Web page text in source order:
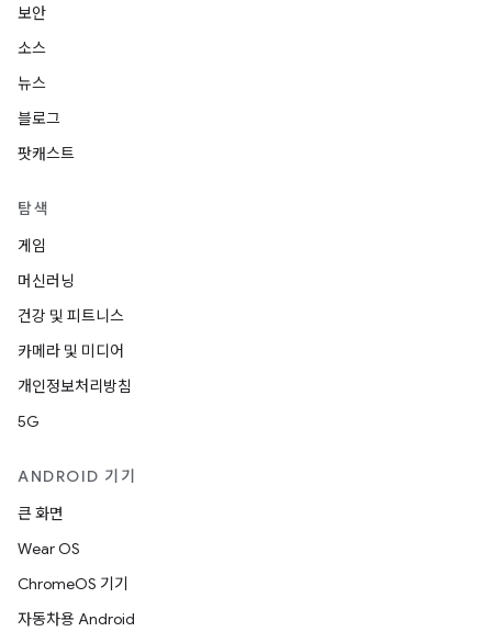
보안
소스
뉴스
블로그
팟캐스트
탐색
게임
머신러닝
건강 및 피트니스
카메라 및 미디어
개인정보처리방침
5G
ANDROID 기기
큰 화면
Wear OS
ChromeOS 기기
자동차용 Android